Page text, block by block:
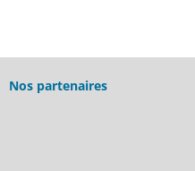
Nos partenaires